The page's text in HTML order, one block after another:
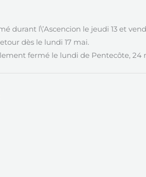
durant l\’Ascencion le jeudi 13 et
dès le lundi 17 mai.
fermé le lundi de Pentecôte, 24